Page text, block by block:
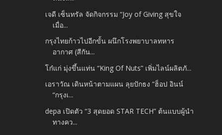
เจดี เซ็นทรัล จัดกิจกรรม “Joy of Giving สุขใจ
เมื่อ...
กรุงไทยก้าวไปอีกขั้น ผนึกโรงพยาบาลทหาร
อากาศ (สีกัน...
โก๋แก่ มุ่งขึ้นแท่น “King Of Nuts” เพิ่มไลน์ผลิตภั...
เอราวัณ เดินหน้าตามแผน ลุยปักธง “ฮ็อป อินน์
“กรุงเ...
depa เปิดตัว “3 สุดยอด STAR TECH” ต้นแบบผู้นำ
ทางคว...